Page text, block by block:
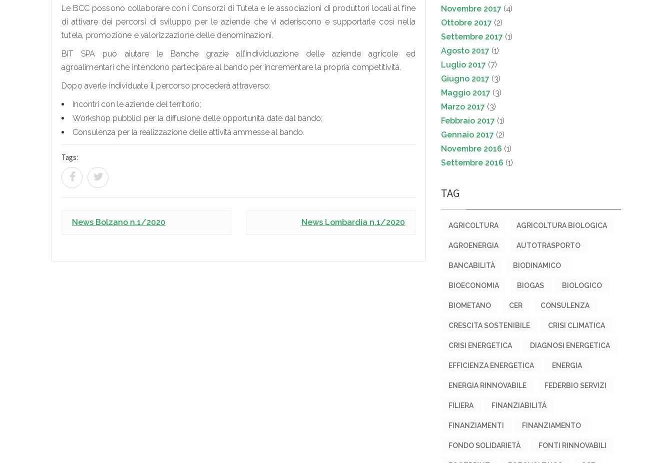
Le BCC possono collaborare con i Consorzi di Tutela e le associazioni di produttori locali al fine
di attivare dei percorsi di sviluppo per le aziende che vi aderiscono e supportarle così nella
tutela, promozione e valorizzazione delle denominazioni.
BIT SPA può aiutare le Banche grazie all’individuazione delle aziende agricole ed
agroalimentari che intendono partecipare al bando per incrementare la propria competitività.
Dopo averle individuate il percorso procederà attraverso:
Incontri con le aziende del territorio;
Workshop pubblici per la diffusione delle opportunità date dal bando;
Consulenza per la realizzazione delle attività ammesse al bando.
Tags:
News Bolzano n.1/2020 News Lombardia n.1/2020
Novembre 2017 (4)
Ottobre 2017 (2)
Settembre 2017 (1)
Agosto 2017 (1)
Luglio 2017 (7)
Giugno 2017 (3)
Maggio 2017 (3)
Marzo 2017 (3)
Febbraio 2017 (1)
Gennaio 2017 (2)
Novembre 2016 (1)
Settembre 2016 (1)
TAG
AGRICOLTURA AGRICOLTURA BIOLOGICA
AGROENERGIA AUTOTRASPORTO
BANCABILITÀ BIODINAMICO
BIOECONOMIA BIOGAS BIOLOGICO
BIOMETANO CER CONSULENZA
CRESCITA SOSTENIBILE CRISI CLIMATICA
CRISI ENERGETICA DIAGNOSI ENERGETICA
EFFICIENZA ENERGETICA ENERGIA
ENERGIA RINNOVABILE FEDERBIO SERVIZI
FILIERA FINANZIABILITÀ
FINANZIAMENTI FINANZIAMENTO
FONDO SOLIDARIETÀ FONTI RINNOVABILI